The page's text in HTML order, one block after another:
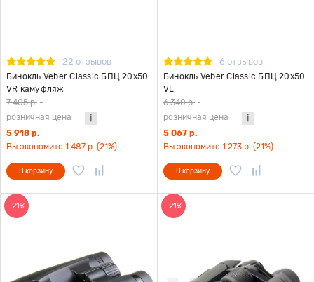
22 отзывов
Бинокль Veber Classic БПЦ 20x50
VR камуфляж
7 405 р. -
розничная цена
5 918 р.
Вы экономите 1 487 р. (21%)
В корзину
6 отзывов
Бинокль Veber Classic БПЦ 20x50
VL
6 340 р. -
розничная цена
5 067 р.
Вы экономите 1 273 р. (21%)
В корзину
-21% -21%